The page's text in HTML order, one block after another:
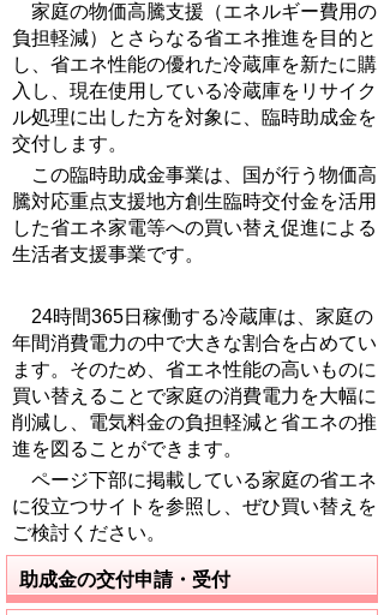
家庭の物価高騰支援（エネルギー費用の
負担軽減）とさらなる省エネ推進を目的と
し、省エネ性能の優れた冷蔵庫を新たに購
入し、現在使用している冷蔵庫をリサイク
ル処理に出した方を対象に、臨時助成金を
交付します。
この臨時助成金事業は、国が行う物価高
騰対応重点支援地方創生臨時交付金を活用
した省エネ家電等への買い替え促進による
生活者支援事業です。
24時間365日稼働する冷蔵庫は、家庭の
年間消費電力の中で大きな割合を占めてい
ます。そのため、省エネ性能の高いものに
買い替えることで家庭の消費電力を大幅に
削減し、電気料金の負担軽減と省エネの推
進を図ることができます。
ページ下部に掲載している家庭の省エネ
に役立つサイトを参照し、ぜひ買い替えを
ご検討ください。
助成金の交付申請・受付